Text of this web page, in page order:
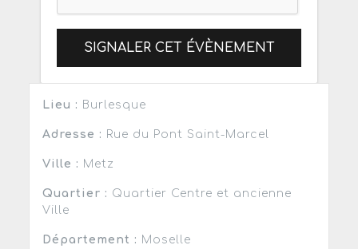
SIGNALER CET ÉVÈNEMENT
Lieu : Burlesque
Adresse : Rue du Pont Saint-Marcel
Ville : Metz
Quartier : Quartier Centre et ancienne
Ville
Département : Moselle